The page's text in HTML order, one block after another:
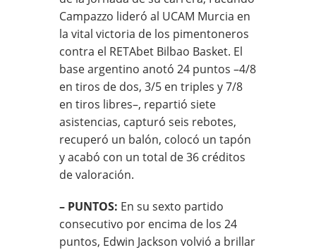
Campazzo lideró al UCAM Murcia en
la vital victoria de los pimentoneros
contra el RETAbet Bilbao Basket. El
base argentino anotó 24 puntos –4/8
en tiros de dos, 3/5 en triples y 7/8
en tiros libres–, repartió siete
asistencias, capturó seis rebotes,
recuperó un balón, colocó un tapón
y acabó con un total de 36 créditos
de valoración.
– PUNTOS: En su sexto partido
consecutivo por encima de los 24
puntos, Edwin Jackson volvió a brillar